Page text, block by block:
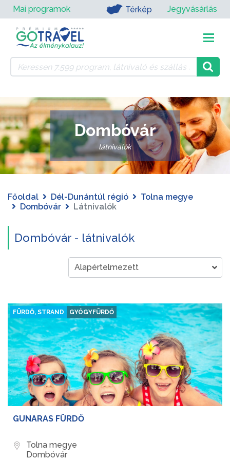
Mai programok Térkép Jegyvásárlás
Dombóvár
látnivalók
Főoldal Dél-Dunántúl régió
Tolna megye
Dombóvár
Látnivalók
Dombóvár - látnivalók
FÜRDŐ, STRAND GYÓGYFÜRDŐ
GUNARAS FÜRDŐ
Tolna megye
Dombóvár